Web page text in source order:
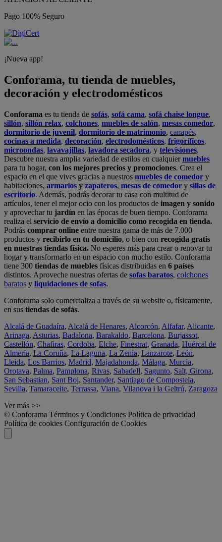
Pago 100% Seguro
¡Nueva app!
Conforama, tu tienda de muebles,
decoración y electrodomésticos
Conforama es tu tienda de sofás, sofá cama, sofá chaise longue,
sillón, sillón relax, colchones, muebles de salón, mesas comedor,
dormitorio de juvenil, dormitorio de matrimonio, canapés,
cocinas a medida, decoración, electrodomésticos, frigoríficos,
microondas, lavavajillas, lavadora secadora, y televisiones.
Descubre nuestra amplia variedad de estilos en cualquiermuebles
para tu hogar, con los mejores precios y promociones. Crea el
espacio en el que vives gracias a nuestros muebles de comedor y
habitaciones, armarios y zapateros, mesas de comedor y sillas de
escritorio. Además, podrás decorar tu casa con multitud de
artículos, tener el mejor ocio con los productos de imagen y sonido
y aprovechar tu jardín en las épocas de buen tiempo. Conforama
realiza el servicio de envío a domicilio como recogida en tienda.
Podrás comprar online entre nuestra gama de más de 7.000
productos y recibirlo en tu domicilio, o bien con recogida gratis
en nuestras tiendas física. No esperes más para crear o renovar tu
hogar y transformarlo en un espacio con mucho estilo. Conforama
tiene 300 tiendas de muebles físicas distribuidas en 6 países
distintos. Aproveche nuestras ofertas de sofas baratos, colchones
baratos y liquidaciones de sofas.
Conforama solo comercializa a través de su website o, físicamente,
en sus tiendas de sofás.
Alcalá de Guadaíra, Alcalá de Henares, Alcorcón, Alfafar, Alicante,
Arinaga, Asturias, Badalona, Barakaldo, Barcelona, Burjassot,
Castellón, Chafiras, Cordoba, Elche, Finestrat, Granada, Huércal de
Almería, La Coruña, La Laguna, La Zenia, Lanzarote, León,
Lleida, Los Barrios, Madrid, Majadahonda, Málaga, Murcia,
Orotava, Palma, Pamplona, Rivas, Sabadell, Sagunto, Salt, Girona,
San Sebastian, Sant Boi, Santander, Santiago de Compostela,
Sevilla, Tamaraceite, Terrassa, Viana, Vilanova i la Geltrú, Zaragoza
Ver más >>
© Conforama Términos y Condiciones Política de privacidad
Política de cookies Configuración de Cookies